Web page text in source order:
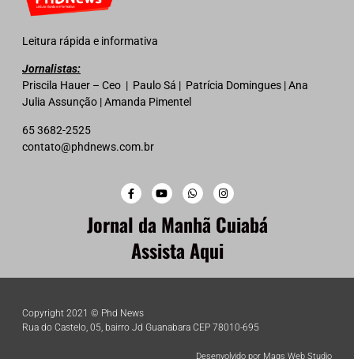
Leitura rápida e informativa
Jornalistas:
Priscila Hauer – Ceo | Paulo Sá | Patrícia Domingues | Ana
Julia Assunção | Amanda Pimentel
65 3682-2525
contato@phdnews.com.br
Jornal da Manhã Cuiabá
Assista Aqui
Copyright 2021 © Phd News
Rua do Castelo, 05, bairro Jd Guanabara CEP 78010-695
Desenvolvido por Mags Web Studio